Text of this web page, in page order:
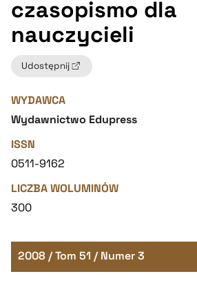
czasopismo dla
nauczycieli
Udostępnij
WYDAWCA
Wydawnictwo Edupress
ISSN
0511-9162
LICZBA WOLUMINÓW
300
2008 / Tom 51 / Numer 3